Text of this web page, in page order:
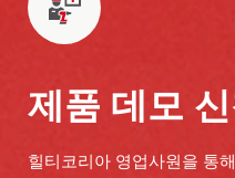
제품 데모
힐티코리아 영업사원을 통